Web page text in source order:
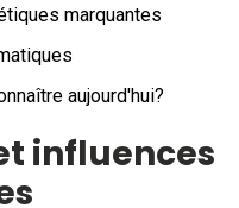
marquantes
aujourd'hui?
influences